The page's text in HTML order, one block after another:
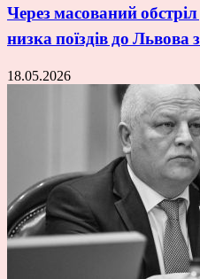
Через масований
низка поїздів до Львова
18.05.2026